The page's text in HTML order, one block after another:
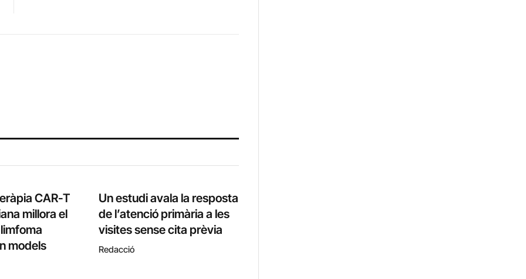
CAR-T
millora el
models
Un estudi avala la resposta
de l’atenció primària a les
visites sense cita prèvia
Redacció